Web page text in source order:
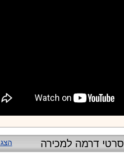
סרטי דרמה למכירה